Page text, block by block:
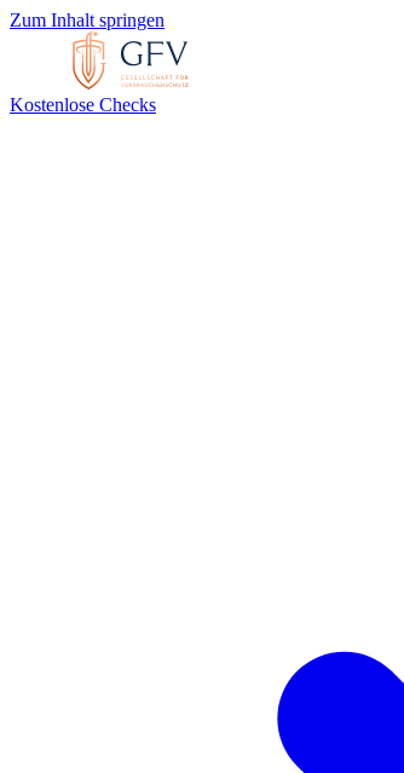
Zum Inhalt springen
Kostenlose Checks